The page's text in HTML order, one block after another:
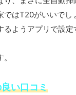
はT20がいいでし
るようアプリで設
い口コミ